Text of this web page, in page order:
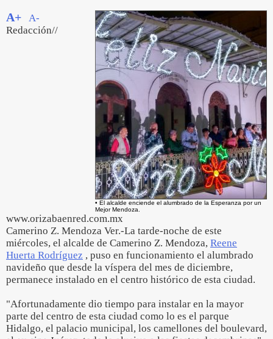
• El alcalde enciende el alumbrado de la Esperanza por un
Mejor Mendoza.
A+
A-
Redacción//
www.orizabaenred.com.mx
Camerino Z. Mendoza Ver.-La tarde-noche de este
miércoles, el alcalde de Camerino Z. Mendoza, Reene
Huerta Rodríguez , puso en funcionamiento el alumbrado
navideño que desde la víspera del mes de diciembre,
permanece instalado en el centro histórico de esta ciudad.
"Afortunadamente dio tiempo para instalar en la mayor
parte del centro de esta ciudad como lo es el parque
Hidalgo, el palacio municipal, los camellones del boulevard,